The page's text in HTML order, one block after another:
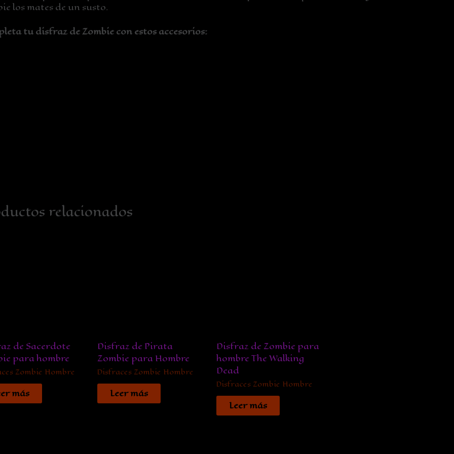
los mates de un susto.
tu disfraz de Zombie con estos accesorios:
relacionados
de Sacerdote
para hombre
Zombie Hombre
más
Disfraz de Pirata
Zombie para Hombre
Disfraces Zombie Hombre
Leer más
Disfraz de Zombie para
hombre The Walking
Dead
Disfraces Zombie Hombre
Leer más